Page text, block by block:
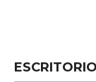
ESCRITORIO